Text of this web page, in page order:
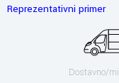
Reprezentativni primer
Dostavno/